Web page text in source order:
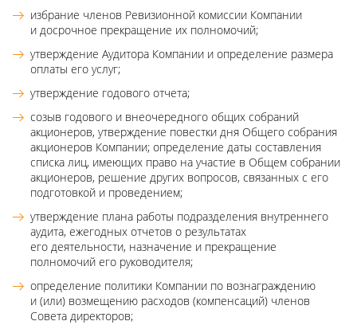
избрание членов Ревизионной комиссии Компании
и досрочное прекращение их полномочий;
утверждение Аудитора Компании и определение размера
оплаты его услуг;
утверждение годового отчета;
созыв годового и внеочередного общих собраний
акционеров, утверждение повестки дня Общего собрания
акционеров Компании; определение даты составления
списка лиц, имеющих право на участие в Общем собрании
акционеров, решение других вопросов, связанных с его
подготовкой и проведением;
утверждение плана работы подразделения внутреннего
аудита, ежегодных отчетов о результатах
его деятельности, назначение и прекращение
полномочий его руководителя;
определение политики Компании по вознаграждению
и (или) возмещению расходов (компенсаций) членов
Совета директоров;